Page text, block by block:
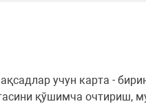
учун карта -
қўшимча очтириш,